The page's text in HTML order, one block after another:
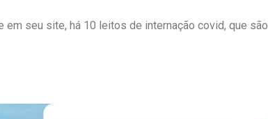
seu site, há 10 leitos de internação covid, que